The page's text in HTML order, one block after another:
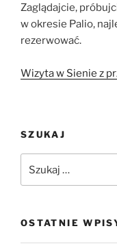
Zaglądajcie,
w okresie Palio,
rezerwować.
Wizyta w Sienie z
SZUKAJ
OSTATNIE